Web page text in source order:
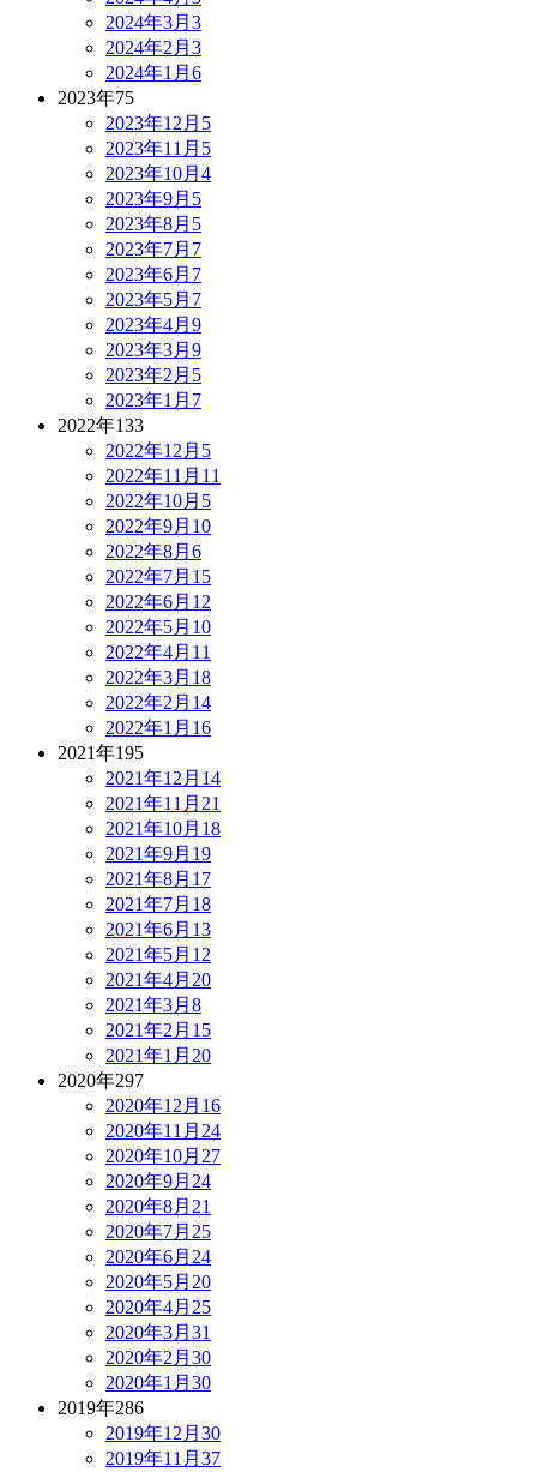
2024年3月 3
2024年2月 3
2024年1月 6
2023年75
2023年12月 5
2023年11月 5
2023年10月 4
2023年9月 5
2023年8月 5
2023年7月 7
2023年6月 7
2023年5月 7
2023年4月 9
2023年3月 9
2023年2月 5
2023年1月 7
2022年133
2022年12月 5
2022年11月 11
2022年10月 5
2022年9月 10
2022年8月 6
2022年7月 15
2022年6月 12
2022年5月 10
2022年4月 11
2022年3月 18
2022年2月 14
2022年1月 16
2021年195
2021年12月 14
2021年11月 21
2021年10月 18
2021年9月 19
2021年8月 17
2021年7月 18
2021年6月 13
2021年5月 12
2021年4月 20
2021年3月 8
2021年2月 15
2021年1月 20
2020年297
2020年12月 16
2020年11月 24
2020年10月 27
2020年9月 24
2020年8月 21
2020年7月 25
2020年6月 24
2020年5月 20
2020年4月 25
2020年3月 31
2020年2月 30
2020年1月 30
2019年286
2019年12月 30
2019年11月 37